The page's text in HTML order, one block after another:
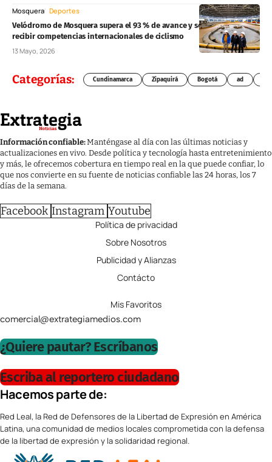
Mosquera Deportes
Velódromo de Mosquera supera el 93 % de avance y se prepara para
recibir competencias internacionales de ciclismo
13 Mayo, 2026
Categorías: Cundinamarca Zipaquirá Bogotá ad
Información confiable:Manténgase al día con las últimas noticias y
actualizaciones en vivo. Desde política y tecnología hasta entretenimiento
y más, le ofrecemos cobertura en tiempo real en la que puede confiar, lo
que nos convierte en su fuente de noticias confiable las 24 horas, los 7
días de la semana.
Facebook Instagram Youtube
Política de privacidad
Sobre Nosotros
Publicidad y Alianzas
Contácto
Mis Favoritos
comercial@extrategiamedios.com
¿Quiere pautar? Escríbanos
Escriba al reportero ciudadano
Hacemos parte de:
Red Leal, la Red de Defensores de la Libertad de Expresión en América
Latina, una comunidad de medios locales comprometida con la defensa
de la libertad de expresión y la solidaridad regional.